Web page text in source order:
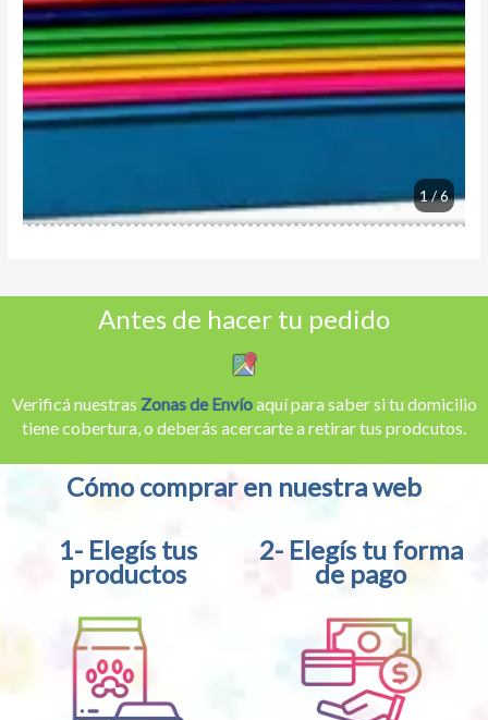
1 / 6
Antes de hacer tu pedido
Verificá nuestras Zonas de Envíoaquí para saber si tu domicilio
tiene cobertura, o deberás acercarte a retirar tus prodcutos.
Cómo comprar en nuestra web
1- Elegís tus
productos
2- Elegís tu forma
de pago